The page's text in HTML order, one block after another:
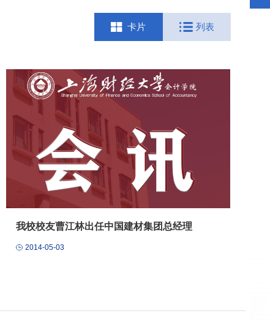
卡片 列表
我校校友曹江林出任中国建材集团总经理
2014-05-03